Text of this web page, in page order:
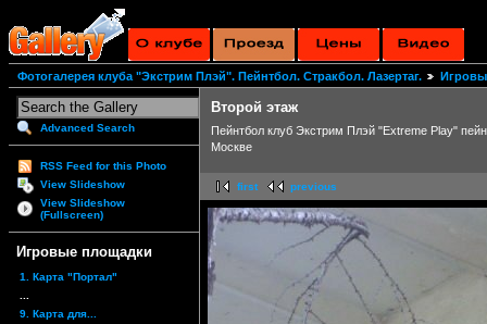
Фотогалерея клуба "Экстрим Плэй". Пейнтбол. Стракбол. Лазертаг.
Advanced Search
RSS Feed for this Photo
View Slideshow
View Slideshow
(Fullscreen)
Игровые площадки
1. Карта "Портал"
9. Карта для...
Второй этаж
Пейнтбол клуб Экстрим Плэй "Extreme Play"
Москве
first previous